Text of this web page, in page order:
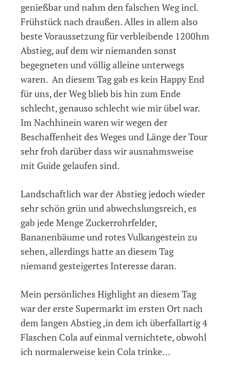
genießbar und nahm den falschen Weg incl.
Frühstück nach draußen. Alles in allem also
beste Voraussetzung für verbleibende 1200hm
Abstieg, auf dem wir niemanden sonst
begegneten und völlig alleine unterwegs
waren. An diesem Tag gab es kein Happy End
für uns, der Weg blieb bis hin zum Ende
schlecht, genauso schlecht wie mir übel war.
Im Nachhinein waren wir wegen der
Beschaffenheit des Weges und Länge der Tour
sehr froh darüber dass wir ausnahmsweise
mit Guide gelaufen sind.
Landschaftlich war der Abstieg jedoch wieder
sehr schön grün und abwechslungsreich, es
gab jede Menge Zuckerrohrfelder,
Bananenbäume und rotes Vulkangestein zu
sehen, allerdings hatte an diesem Tag
niemand gesteigertes Interesse daran.
Mein persönliches Highlight an diesem Tag
war der erste Supermarkt im ersten Ort nach
dem langen Abstieg ,in dem ich überfallartig 4
Flaschen Cola auf einmal vernichtete, obwohl
ich normalerweise kein Cola trinke…